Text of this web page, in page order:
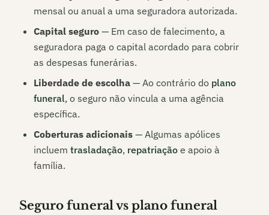
mensal ou anual a uma seguradora autorizada.
Capital seguro — Em caso de falecimento, a
seguradora paga o capital acordado para cobrir
as despesas funerárias.
Liberdade de escolha — Ao contrário do plano
funeral, o seguro não vincula a uma agência
específica.
Coberturas adicionais — Algumas apólices
incluem trasladação, repatriação e apoio à
família.
Seguro funeral vs plano funeral